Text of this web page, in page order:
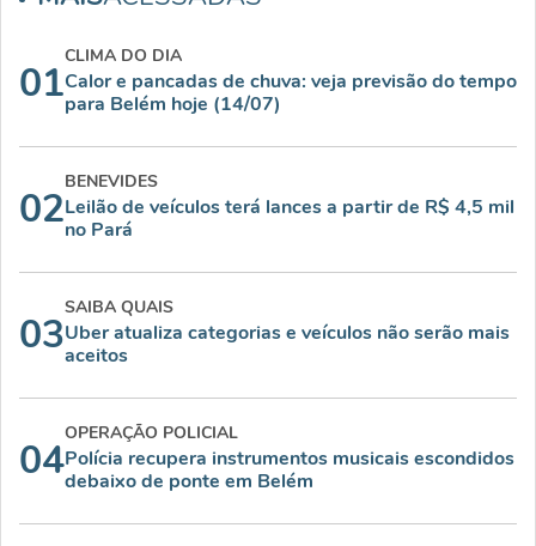
01
CLIMA DO DIA
Calor e pancadas de chuva: veja previsão do tempo
para Belém hoje (14/07)
02
BENEVIDES
Leilão de veículos terá lances a partir de R$ 4,5 mil
no Pará
03
SAIBA QUAIS
Uber atualiza categorias e veículos não serão mais
aceitos
04
OPERAÇÃO POLICIAL
Polícia recupera instrumentos musicais escondidos
debaixo de ponte em Belém